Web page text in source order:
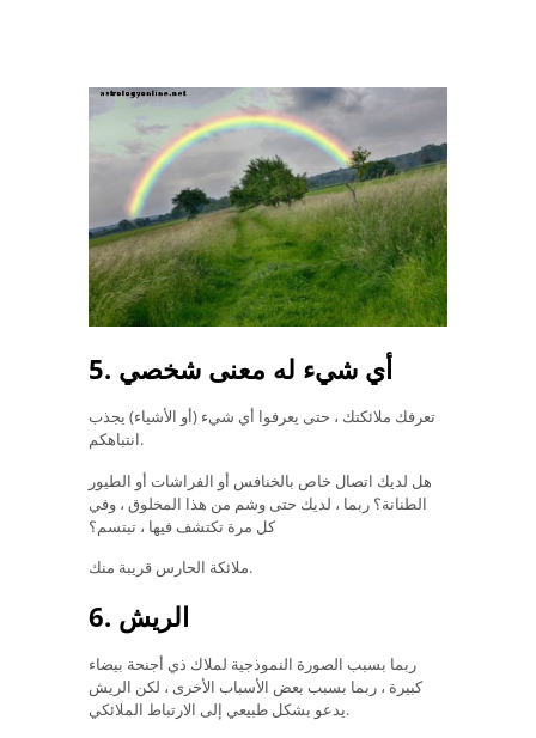
5. أي شيء له معنى شخصي
تعرفك ملائكتك ، حتى يعرفوا أي شيء (أو الأشياء) يجذب
انتباهكم.
هل لديك اتصال خاص بالخنافس أو الفراشات أو الطيور
الطنانة؟ ربما ، لديك حتى وشم من هذا المخلوق ، وفي
كل مرة تكتشف فيها ، تبتسم؟
ملائكة الحارس قريبة منك.
6. الريش
ربما بسبب الصورة النموذجية لملاك ذي أجنحة بيضاء
كبيرة ، ربما بسبب بعض الأسباب الأخرى ، لكن الريش
يدعو بشكل طبيعي إلى الارتباط الملائكي.